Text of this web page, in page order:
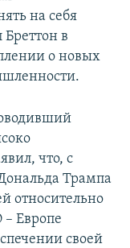
на себя
в
о новых
что, с
Трампа
относительно
Европе
своей